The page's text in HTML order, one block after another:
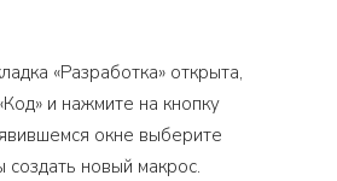
«Разработка» открыта,
и нажмите на кнопку
окне выберите
создать новый макрос.